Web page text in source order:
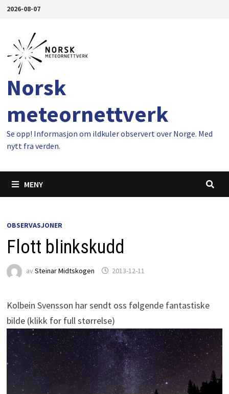
Gå2026-08-07
Norsk
meteornettverk
Se opp! Informasjon om ildkuler observert over Norge. Med
nytt fra verden.
MENY
OBSERVASJONER
Flott blinkskudd
av Steinar Midtskogen 2013-12-11
Kolbein Svensson har sendt oss følgende fantastiske
bilde (klikk for full størrelse)